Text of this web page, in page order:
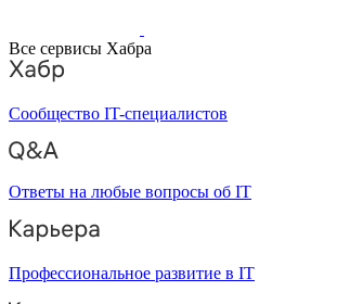
Все сервисы Хабра
Сообщество IT-специалистов
Ответы на любые вопросы об IT
Профессиональное развитие в IT